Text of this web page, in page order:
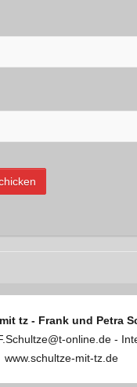
tz - Frank und Petra
online.de -
www.schultze-mit-tz.de